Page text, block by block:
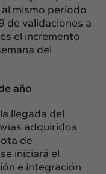
mismo período
de validaciones a
el incremento
del
año
llegada del
adquiridos
de
iniciará el
e integración